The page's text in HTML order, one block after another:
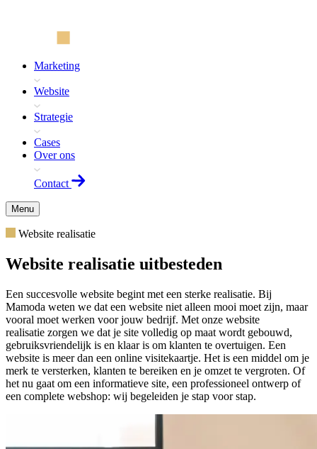
Marketing
Website
Strategie
Cases
Over ons
Contact
Menu
Website realisatie
Website realisatie uitbesteden
Een succesvolle website begint met een sterke realisatie. Bij
Mamoda weten we dat een website niet alleen mooi moet zijn, maar
vooral moet werken voor jouw bedrijf. Met onze website
realisatie zorgen we dat je site volledig op maat wordt gebouwd,
gebruiksvriendelijk is en klaar is om klanten te overtuigen. Een
website is meer dan een online visitekaartje. Het is een middel om je
merk te versterken, klanten te bereiken en je omzet te vergroten. Of
het nu gaat om een informatieve site, een professioneel ontwerp of
een complete webshop: wij begeleiden je stap voor stap.